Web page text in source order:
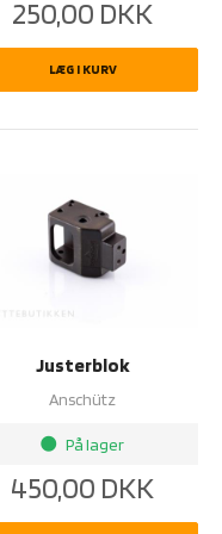
250,00 DKK
LÆG I KURV
Justerblok
Anschütz
brightness_1 På lager
450,00 DKK